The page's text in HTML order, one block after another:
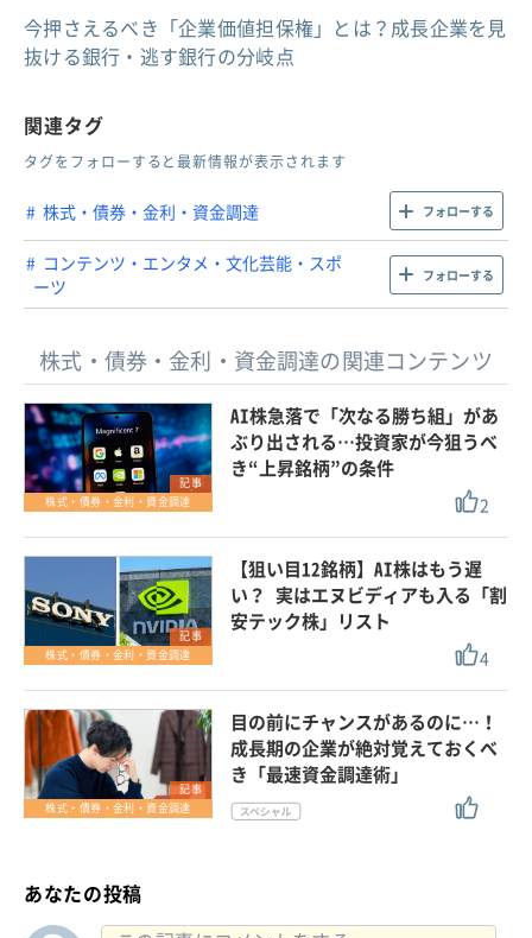
今押さえるべき「企業価値担保権」とは？成長企業を見
抜ける銀行・逃す銀行の分岐点
関連タグ
タグをフォローすると最新情報が表示されます
株式・債券・金利・資金調達 フォローする
コンテンツ・エンタメ・文化芸能・スポ
ーツ
フォローする
株式・債券・金利・資金調達の関連コンテンツ
記事
株式・債券・金利・資金調達
AI株急落で「次なる勝ち組」があ
ぶり出される…投資家が今狙うべ
き“上昇銘柄”の条件
2
記事
株式・債券・金利・資金調達
【狙い目12銘柄】AI株はもう遅
い？ 実はエヌビディアも入る「割
安テック株」リスト
4
記事
株式・債券・金利・資金調達
目の前にチャンスがあるのに…！
成長期の企業が絶対覚えておくべ
き「最速資金調達術」
あなたの投稿